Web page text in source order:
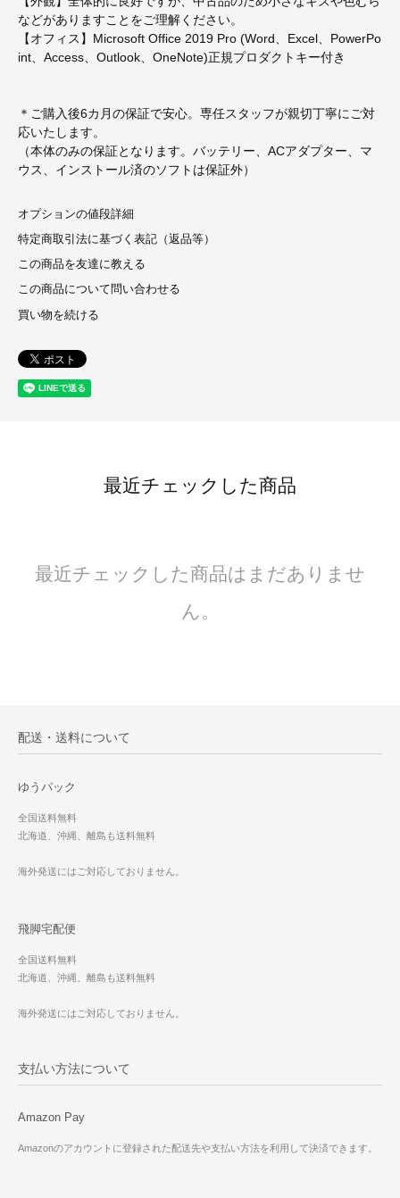
などがありますことをご理解ください。
【オフィス】Microsoft Office 2019 Pro (Word、Excel、PowerPo
int、Access、Outlook、OneNote)正規プロダクトキー付き
＊ご購入後6カ月の保証で安心。専任スタッフが親切丁寧にご対
応いたします。
（本体のみの保証となります。バッテリー、ACアダプター、マ
ウス、インストール済のソフトは保証外）
オプションの値段詳細
特定商取引法に基づく表記（返品等）
この商品を友達に教える
この商品について問い合わせる
買い物を続ける
最近チェックした商品
最近チェックした商品はまだありませ
ん。
配送・送料について
ゆうパック
全国送料無料
北海道、沖縄、離島も送料無料
海外発送にはご対応しておりません。
飛脚宅配便
全国送料無料
北海道、沖縄、離島も送料無料
海外発送にはご対応しておりません。
支払い方法について
Amazon Pay
Amazonのアカウントに登録された配送先や支払い方法を利用して決済できます。